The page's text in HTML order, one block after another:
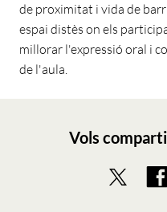
de proximitat i vida de
espai distès on els
millorar l'expressió oral i
de l'aula.
Vols